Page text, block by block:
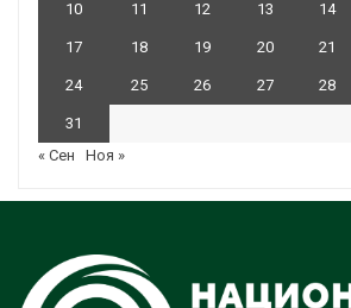
10 11 12 13 14
17 18 19 20 21
24 25 26 27 28
31
« Сен
Ноя »